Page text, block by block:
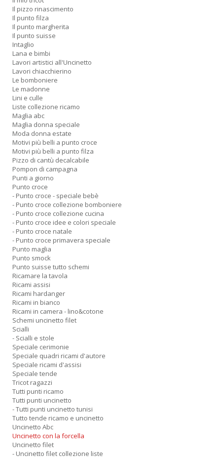
Il pizzo rinascimento
Il punto filza
Il punto margherita
Il punto suisse
Intaglio
Lana e bimbi
Lavori artistici all'Uncinetto
Lavori chiacchierino
Le bomboniere
Le madonne
Lini e culle
Liste collezione ricamo
Maglia abc
Maglia donna speciale
Moda donna estate
Motivi più belli a punto croce
Motivi più belli a punto filza
Pizzo di cantù decalcabile
Pompon di campagna
Punti a giorno
Punto croce
- Punto croce - speciale bebè
- Punto croce collezione bomboniere
- Punto croce collezione cucina
- Punto croce idee e colori speciale
- Punto croce natale
- Punto croce primavera speciale
Punto maglia
Punto smock
Punto suisse tutto schemi
Ricamare la tavola
Ricami assisi
Ricami hardanger
Ricami in bianco
Ricami in camera - lino&cotone
Schemi uncinetto filet
Scialli
- Scialli e stole
Speciale cerimonie
Speciale quadri ricami d'autore
Speciale ricami d'assisi
Speciale tende
Tricot ragazzi
Tutti punti ricamo
Tutti punti uncinetto
- Tutti punti uncinetto tunisi
Tutto tende ricamo e uncinetto
Uncinetto Abc
Uncinetto con la forcella
Uncinetto filet
- Uncinetto filet collezione liste